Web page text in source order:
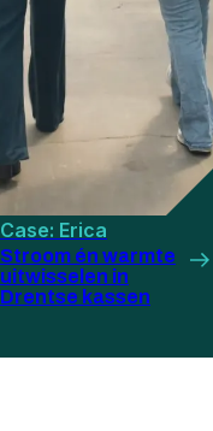
Case: Erica
Stroom én warmte
uitwisselen in
Drentse kassen